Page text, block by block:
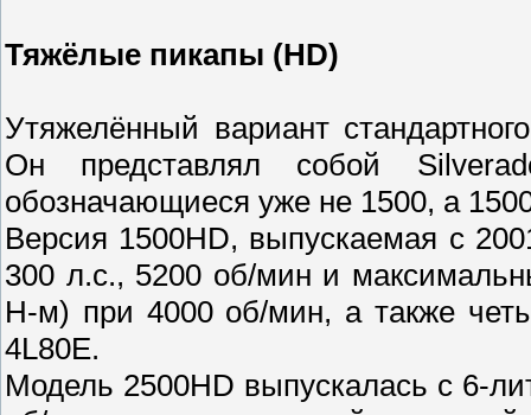
Тяжёлые пикапы (HD)
Утяжелённый вариант
Он представлял собой
обозначающиеся уже не 1500, а
Версия 1500HD, выпускаемая с
300 л.с., 5200 об/мин и
Н-м) при 4000 об/мин, а также
4L80E.
Модель 2500HD выпускалась с 6-